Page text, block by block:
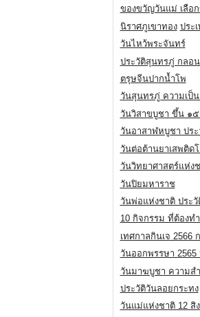
ของขวัญวันแม่ เลือ
นิราศภูเขาทอง ประ
วันไหว้พระจันทร์
ประวัติสุนทรภู่ กลอ
ตรุษจีนปากน้ำโพ
วันสุนทรภู่ ความเป็
วันวิสาขบูชา ขึ้น ๑๕
วันอาสาฬหบูชา ปร
วันต่อต้านยาเสพติด
วันวิทยาศาสตร์แห่ง
วันปิยมหาราช
วันพ่อแห่งชาติ ประ
10 กิจกรรม ที่ต้องท
เทศกาลกินเจ 2566
วันออกพรรษา 2565
วันมาฆบูชา ความส
ประวัติวันลอยกระทง
วันแม่แห่งชาติ 12 สิ